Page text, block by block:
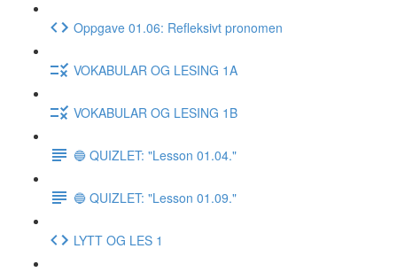
Oppgave 01.06: Refleksivt pronomen
VOKABULAR OG LESING 1A
VOKABULAR OG LESING 1B
🔵 QUIZLET: "Lesson 01.04."
🔵 QUIZLET: "Lesson 01.09."
LYTT OG LES 1